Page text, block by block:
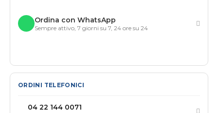
Ordina con WhatsApp
Sempre attivo, 7 giorni su 7, 24 ore su 24
ORDINI TELEFONICI
04 22 144 0071